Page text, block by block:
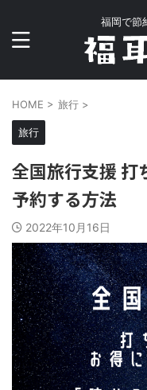
福岡で節
HOME > 旅行 >
旅行
全国旅行支援 打
予約する方法
2022年10月16日